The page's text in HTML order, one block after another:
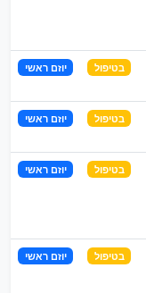
בטיפול יוזם ראשי
בטיפול יוזם ראשי
בטיפול יוזם ראשי
בטיפול יוזם ראשי